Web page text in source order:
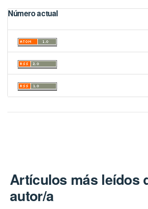
Número actual
Artículos más leídos
autor/a